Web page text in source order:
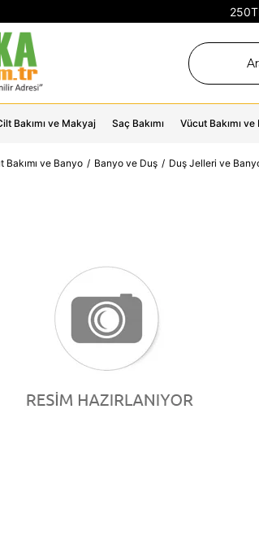
Bakımı ve Makyaj Saç Bakımı Vücut Bakımı ve
Bakımı ve Banyo Banyo ve Duş Duş Jelleri ve